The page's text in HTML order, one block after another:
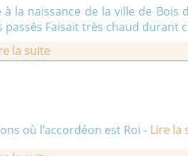
la naissance de la ville de Bois
Faisait très chaud durant
la suite
où l'accordéon est Roi - Lire la